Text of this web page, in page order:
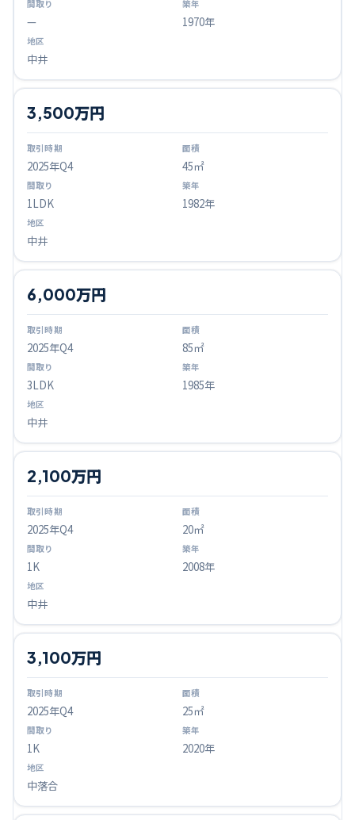
— 1970年
中井
2025年Q4
3,500万円
45㎡
1LDK 1982年
中井
2025年Q4
6,000万円
85㎡
3LDK 1985年
中井
2025年Q4
2,100万円
20㎡
1K 2008年
中井
2025年Q4
3,100万円
25㎡
1K 2020年
中落合